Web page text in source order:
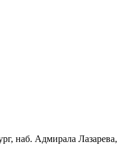
наб. Адмирала Лазарева,